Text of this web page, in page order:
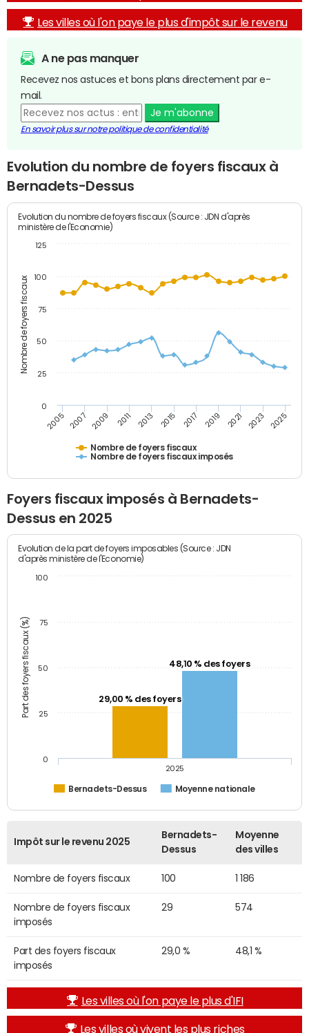
Les villes où l'on paye le plus d'impôt sur le revenu
A ne pas manquer
Recevez nos astuces et bons plans directement par e-
mail.
Je m'abonne
En savoir plus sur notre politique de confidentialité
Evolution du nombre de foyers fiscaux à
Bernadets-Dessus
Nombre de foyers fiscaux
Evolution du nombre de foyers fiscaux (Source : JDN d'après
ministère de l'Economie)
Nombre de foyers fiscaux
Nombre de foyers fiscaux imposés
2005 2007 2009 2011 2013 2015 2017 2019 2021 2023 2025
0
25
50
75
100
125
Foyers fiscaux imposés à Bernadets-
Dessus en 2025
Part des foyers fiscaux (%)
Evolution de la part de foyers imposables (Source : JDN
d'après ministère de l'Economie)
29,00 % des foyers
48,10 % des foyers
Bernadets-Dessus Moyenne nationale
2025
0
25
50
75
100
Impôt sur le revenu 2025
Bernadets-
Dessus
Moyenne
des villes
Nombre de foyers fiscaux 100 1 186
Nombre de foyers fiscaux
imposés
29 574
Part des foyers fiscaux
imposés
29,0 % 48,1 %
Les villes où l'on paye le plus d'IFI
Les villes où vivent les plus riches